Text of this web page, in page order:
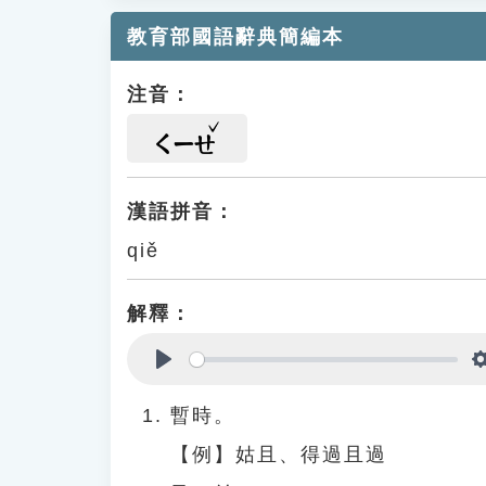
教育部國語辭典簡編本
注音：
ㄑㄧㄝ
漢語拼音：
qiě
解釋：
暫時。
【例】姑且、得過且過